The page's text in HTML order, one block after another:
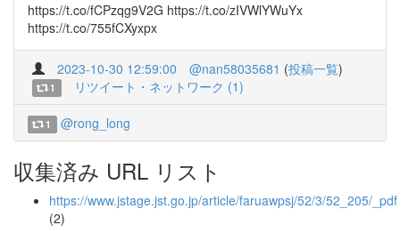
https://t.co/fCPzqg9V2G https://t.co/zIVWlYWuYx
https://t.co/755fCXyxpx
2023-10-30 12:59:00 @nan58035681 (投稿一覧)
1 リツイート・ネットワーク (1)
1 @rong_long
収集済み URL リスト
https://www.jstage.jst.go.jp/article/faruawpsj/52/3/52_205/_pdf
(2)